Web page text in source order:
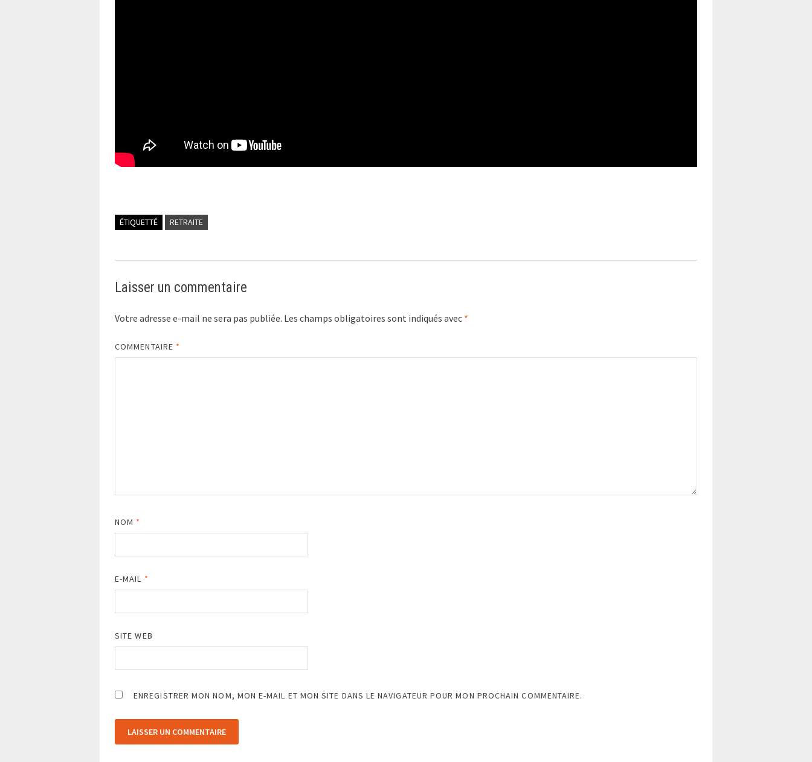
ÉTIQUETTÉ RETRAITE
Laisser un commentaire
Votre adresse e-mail ne sera pas publiée. Les champs obligatoires sont indiqués avec *
COMMENTAIRE *
NOM *
E-MAIL *
SITE WEB
ENREGISTRER MON NOM, MON E-MAIL ET MON SITE DANS LE NAVIGATEUR POUR MON PROCHAIN COMMENTAIRE.